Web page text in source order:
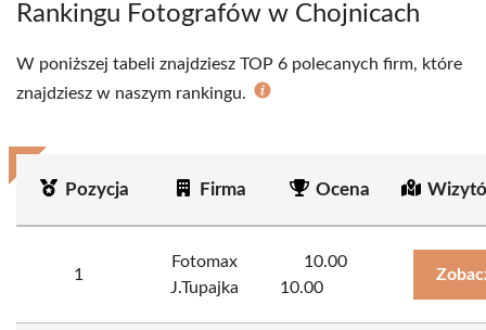
Rankingu Fotografów w Chojnicach
W poniższej tabeli znajdziesz TOP 6 polecanych firm, które
znajdziesz w naszym rankingu.
Pozycja Firma Ocena
1
Fotomax
J.Tupajka
10.00
10.00